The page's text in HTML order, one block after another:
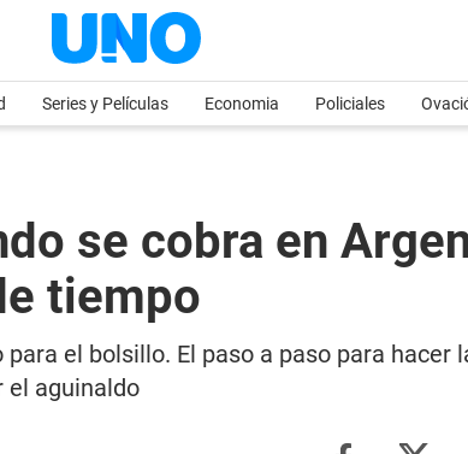
Series y Películas Economia Policiales
se cobra en
tiempo
el bolsillo. El paso a paso para
el aguinaldo